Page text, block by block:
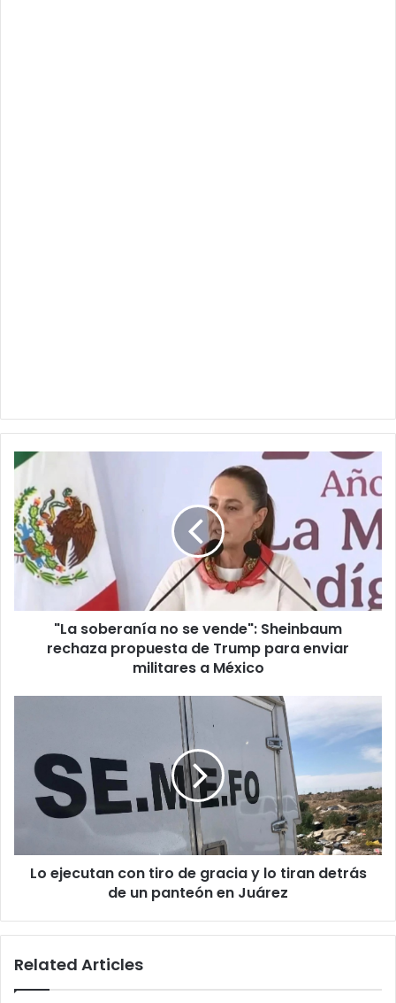
"La
no
se
vende":
Sheinbaum
rechaza
propuesta
de
"La soberanía no se vende": Sheinbaum
rechaza propuesta de Trump para enviar
militares a México
gracia
tiran
detrás
Juárez
Lo ejecutan con tiro de gracia y lo tiran detrás
de un panteón en Juárez
Related Articles